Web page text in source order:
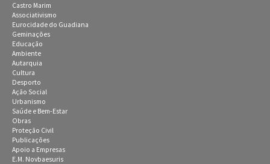
Castro Marim
Associativismo
Eurocidade do Guadiana
Geminações
Educação
Ambiente
Autarquia
Cultura
Desporto
Ação Social
Urbanismo
Saúde e Bem-Estar
Obras
Proteção Civil
Publicações
Apoio a Empresas
E.M. Novbaesuris